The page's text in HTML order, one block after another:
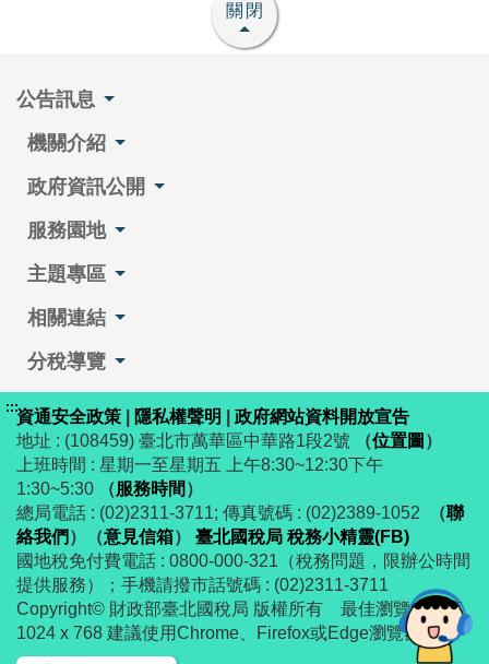
關閉
公告訊息
機關介紹
政府資訊公開
服務園地
主題專區
相關連結
分稅導覽
:::資通安全政策 隱私權聲明
政府網站資料開放宣告
地址 : (108459) 臺北市萬華區中華路1段2號
（位置圖 ）
上班時間 : 星期一至星期五 上午8:30~12:30下午
1:30~5:30
（服務時間 ）
總局電話 : (02)2311-3711; 傳真號碼 : (02)2389-1052
（聯
絡我們 ） （意見信箱）
臺北國稅局 稅務小精靈(FB)
國地稅免付費電話 : 0800-000-321（稅務問題，限辦公時間
提供服務）；手機請撥市話號碼 : (02)2311-3711
Copyright© 財政部臺北國稅局 版權所有 最佳瀏覽解析度
1024 x 768 建議使用Chrome、Firefox或Edge瀏覽器